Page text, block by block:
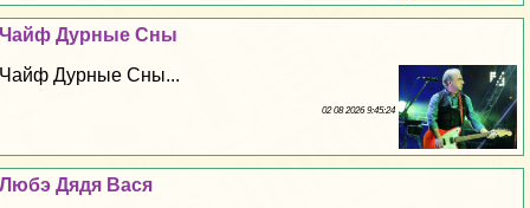
Чайф Дурные Сны
Чайф Дурные Сны...
02 08 2026 9:45:24
Любэ Дядя Вася